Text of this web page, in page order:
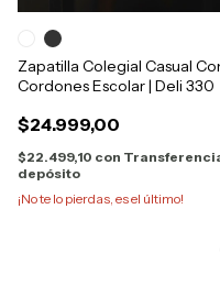
Zapatilla Colegial Casual
Cordones Escolar | Deli 330
$24.999,00
$22.499,10 con
depósito
¡No te lo pierdas, es el último!